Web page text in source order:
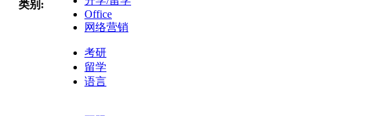
类别:
Office
网络营销
考研
留学
语言